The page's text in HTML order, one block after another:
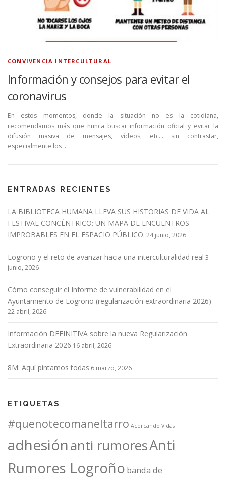
CONVIVENCIA INTERCULTURAL
Información y consejos para evitar el
coronavirus
En estos momentos, donde la situación no es la cotidiana,
recomendamos más que nunca buscar información oficial y evitar la
difusión masiva de mensajes, vídeos, etc… sin contrastar,
especialmente los …
ENTRADAS RECIENTES
LA BIBLIOTECA HUMANA LLEVA SUS HISTORIAS DE VIDA AL
FESTIVAL CONCÉNTRICO: UN MAPA DE ENCUENTROS
IMPROBABLES EN EL ESPACIO PÚBLICO. 24 junio, 2026
Logroño y el reto de avanzar hacia una interculturalidad real 3
junio, 2026
Cómo conseguir el Informe de vulnerabilidad en el
Ayuntamiento de Logroño (regularización extraordinaria 2026)
22 abril, 2026
Información DEFINITIVA sobre la nueva Regularización
Extraordinaria 2026 16 abril, 2026
8M: Aquí pintamos todas 6 marzo, 2026
ETIQUETAS
#quenotecomaneltarro Acercando Vidas
adhesiónanti rumoresAnti
Rumores Logroño banda de